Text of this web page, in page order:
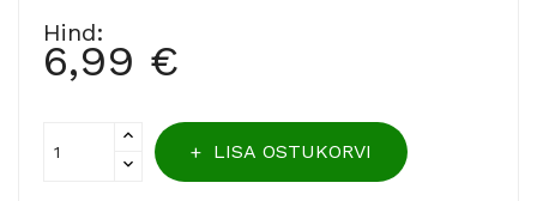
Hind:
6,99 €
LISA OSTUKORVI